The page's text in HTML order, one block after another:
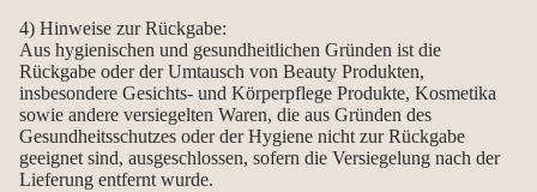
4) Hinweise zur Rückgabe:
Aus hygienischen und gesundheitlichen Gründen ist die
Rückgabe oder der Umtausch von Beauty Produkten,
insbesondere Gesichts- und Körperpflege Produkte, Kosmetika
sowie andere versiegelten Waren, die aus Gründen des
Gesundheitsschutzes oder der Hygiene nicht zur Rückgabe
geeignet sind, ausgeschlossen, sofern die Versiegelung nach der
Lieferung entfernt wurde.